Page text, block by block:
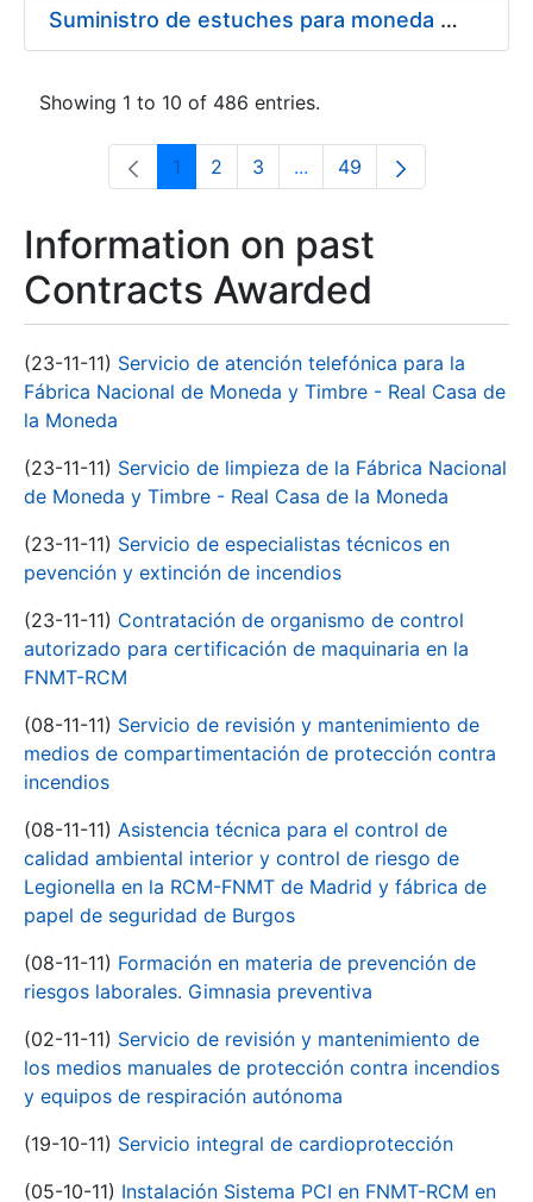
Suministro de estuches para moneda de 30 €
Showing 1 to 10 of 486 entries.
Page
1 Page
2 Page
3 ...Intermediate Pages Use
Page
49
Information on past
Contracts Awarded
(23-11-11) Servicio de atención telefónica para la
Fábrica Nacional de Moneda y Timbre - Real Casa de
la Moneda
(23-11-11) Servicio de limpieza de la Fábrica Nacional
de Moneda y Timbre - Real Casa de la Moneda
(23-11-11) Servicio de especialistas técnicos en
pevención y extinción de incendios
(23-11-11) Contratación de organismo de control
autorizado para certificación de maquinaria en la
FNMT-RCM
(08-11-11) Servicio de revisión y mantenimiento de
medios de compartimentación de protección contra
incendios
(08-11-11) Asistencia técnica para el control de
calidad ambiental interior y control de riesgo de
Legionella en la RCM-FNMT de Madrid y fábrica de
papel de seguridad de Burgos
(08-11-11) Formación en materia de prevención de
riesgos laborales. Gimnasia preventiva
(02-11-11) Servicio de revisión y mantenimiento de
los medios manuales de protección contra incendios
y equipos de respiración autónoma
(19-10-11) Servicio integral de cardioprotección
(05-10-11) Instalación Sistema PCI en FNMT-RCM en